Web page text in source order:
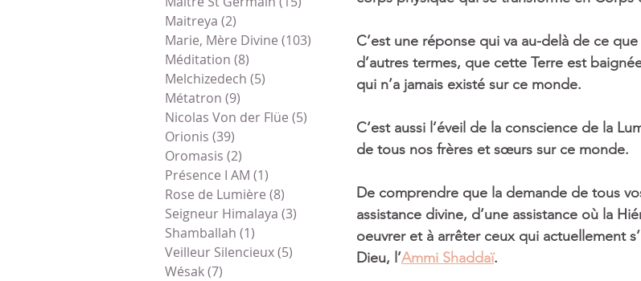
Maitreya (2)
Marie, Mère Divine (103) 103 posts
Méditation (8)
Melchizedech (5)
Métatron (9)
Nicolas Von der Flüe (5)
Orionis (39)
Oromasis (2)
Présence I AM (1)
Rose de Lumière (8)
Seigneur Himalaya (3)
Shamballah (1)
Veilleur Silencieux(5)
Wésak(7)
C’est une réponse qui va au-delà de ce
d’autres termes, que cette Terre est
qui n’a jamais existé sur ce monde.
C‘est aussi l’éveil de la conscience de la
de tous nos frères et sœurs sur ce monde.
De comprendre que la demande de tous
assistance divine, d’une assistance où la
oeuvrer et à arrêter ceux qui actuellement
Dieu, l’Ammi Shaddaï.